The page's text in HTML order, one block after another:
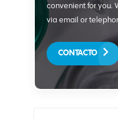
convenient for you.
via email or
CONTACTO